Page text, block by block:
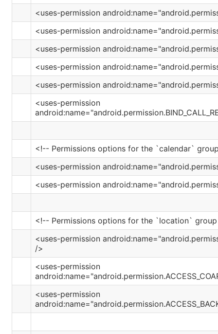
<uses-permission
<uses-permission
<uses-permission
<uses-permission
<uses-permission
<uses-permission
<!-- Permissions options for the `calendar`
<uses-permission
<uses-permission
<!-- Permissions options for the `location`
<uses-permission
/>
<uses-permission
<uses-permission